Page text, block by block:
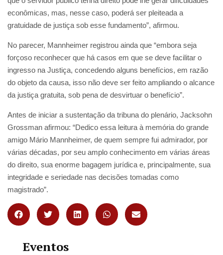
econômicas, mas, nesse caso, poderá ser pleiteada a
gratuidade de justiça sob esse fundamento”, afirmou.
No parecer, Mannheimer registrou ainda que “embora seja
forçoso reconhecer que há casos em que se deve facilitar o
ingresso na Justiça, concedendo alguns benefícios, em razão
do objeto da causa, isso não deve ser feito ampliando o alcance
da justiça gratuita, sob pena de desvirtuar o benefício”.
Antes de iniciar a sustentação da tribuna do plenário, Jacksohn
Grossman afirmou: “Dedico essa leitura à memória do grande
amigo Mário Mannheimer, de quem sempre fui admirador, por
várias décadas, por seu amplo conhecimento em várias áreas
do direito, sua enorme bagagem jurídica e, principalmente, sua
integridade e seriedade nas decisões tomadas como
magistrado”.
Eventos